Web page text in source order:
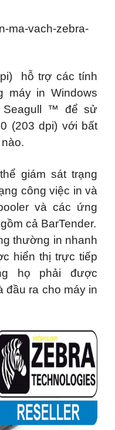
ma-vach-zebra-
hỗ trợ các tính
máy in Windows
Seagull ™ để sử
(203 dpi) với bất
giám sát trạng
công việc in và
và các ứng
cả BarTender.
thường in nhanh
hiển thị trực tiếp
họ phải được
đầu ra cho máy in